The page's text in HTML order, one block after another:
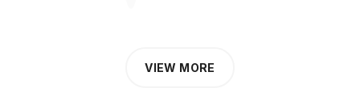
VIEW MORE